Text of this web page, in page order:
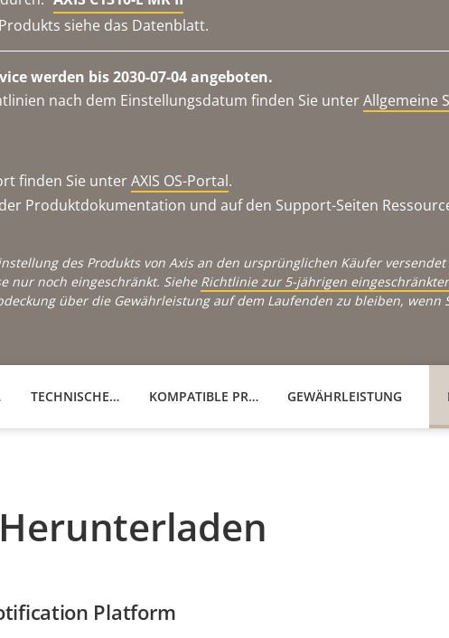
siehe das Datenblatt.
werden bis 2030-07-04 angeboten.
nach dem Einstellungsdatum finden Sie unterAllgemeine
finden Sie unterAXIS OS-Portal.
Produktdokumentation und auf den Support-Seiten
des Produkts von Axis an den ursprünglichen Käufer
nur noch eingeschränkt. Siehe Richtlinie zur 5-jährigen
über die Gewährleistung auf dem Laufenden zu bleiben, wenn
TECHNISCHE DATEN KOMPATIBLE PRODUKTE GEWÄHRLEISTUNG
Herunterladen
Platform